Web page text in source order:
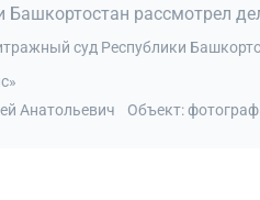
рассмотрел
суд Республики
Анатольевич
Объект: